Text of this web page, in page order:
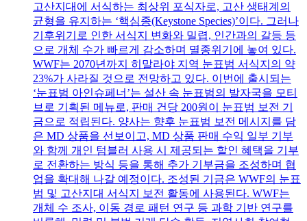
고산지대에 서식하는 최상위 포식자로, 고산 생태계의
균형을 유지하는 ‘핵심종(Keystone Species)’이다. 그러나
기후위기로 인한 서식지 변화와 밀렵, 인간과의 갈등 등
으로 개체 수가 빠르게 감소하며 멸종위기에 놓여 있다.
WWF는 2070년까지 히말라야 지역 눈표범 서식지의 약
23%가 사라질 것으로 전망하고 있다. 이번에 출시되는
‘눈표범 아인슈페너’는 설산 속 눈표범의 발자국을 모티
브로 기획된 메뉴로, 판매 건당 200원이 눈표범 보전 기
금으로 적립된다. 양사는 향후 눈표범 보전 메시지를 담
은 MD 상품을 선보이고, MD 상품 판매 수익 일부 기부
와 함께 개인 텀블러 사용 시 제공되는 할인 혜택을 기부
로 전환하는 방식 등을 통해 추가 기부금을 조성하며 협
업을 확대해 나갈 예정이다. 조성된 기금은 WWF의 눈표
범 및 고산지대 서식지 보전 활동에 사용된다. WWF는
개체 수 조사, 이동 경로 패턴 연구 등 과학 기반 연구를